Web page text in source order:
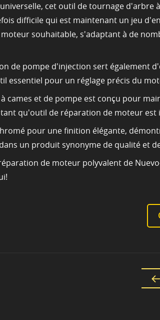
cet outil de tournage d'arbre
difficile qui est maintenant un jeu
souhaitable, s'adaptant à de
de pompe d'injection sert également
essentiel pour un réglage précis du
cames et de pompe est conçu pour
qu'outil de réparation de moteur
pour une finition élégante,
un produit synonyme de qualité et
de moteur polyvalent de